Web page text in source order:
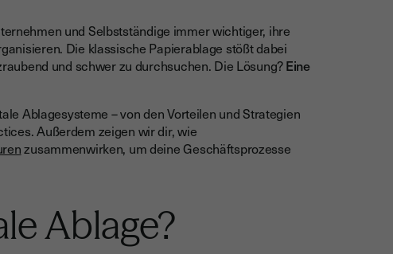
und Selbstständige immer wichtiger, ihre
Die klassische Papierablage stößt dabei
und schwer zu durchsuchen. Die Lösung?Eine
Ablagesysteme – von den Vorteilen und Strategien
Außerdem zeigen wir dir, wie
zusammenwirken, um deine Geschäftsprozesse
Ablage?